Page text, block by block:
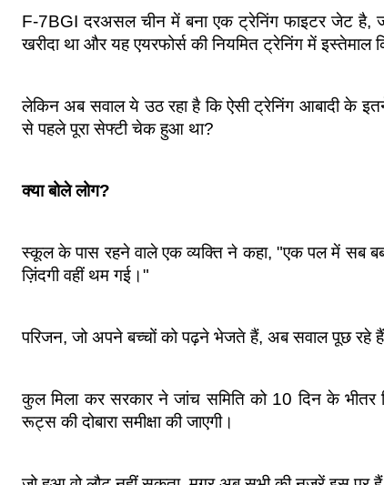
F‑7BGI दरअसल चीन में बना एक ट्रेनिंग फाइटर जेट है,
खरीदा था और यह एयरफोर्स की नियमित ट्रेनिंग में इस्तेमाल
लेकिन अब सवाल ये उठ रहा है कि ऐसी ट्रेनिंग आबादी के
से पहले पूरा सेफ्टी चेक हुआ था?
क्या बोले लोग?
स्कूल के पास रहने वाले एक व्यक्ति ने कहा, "एक पल में सब
ज़िंदगी वहीं थम गई।"
परिजन, जो अपने बच्चों को पढ़ने भेजते हैं, अब सवाल पूछ रहे
कुल मिला कर सरकार ने जांच समिति को 10 दिन के
रूट्स की दोबारा समीक्षा की जाएगी।